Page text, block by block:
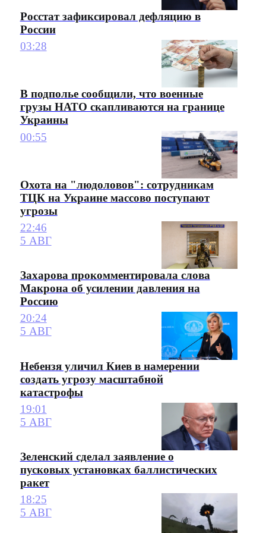
Росстат зафиксировал дефляцию в
России
03:28
В подполье сообщили, что военные
грузы НАТО скапливаются на границе
Украины
00:55
Охота на "людоловов": сотрудникам
ТЦК на Украине массово поступают
угрозы
22:46
5 АВГ
Захарова прокомментировала слова
Макрона об усилении давления на
Россию
20:24
5 АВГ
Небензя уличил Киев в намерении
создать угрозу масштабной
катастрофы
19:01
5 АВГ
Зеленский сделал заявление о
пусковых установках баллистических
ракет
18:25
5 АВГ